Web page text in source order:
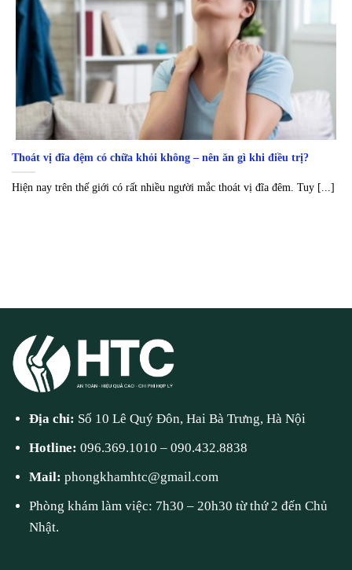
Thoát vị đĩa đệm có chữa khỏi không – nên ăn gì khi điều trị?
Hiện nay trên thế giới có rất nhiều người mắc thoát vị đĩa đêm. Tuy [...]
Địa chỉ: Số 10 Lê Quý Đôn, Hai Bà Trưng, Hà Nội
Hotline:096.369.1010 –090.432.8838
Mail:phongkhamhtc@gmail.com
Phòng khám làm việc: 7h30 – 20h30 từ thứ 2 đến Chủ
Nhật.